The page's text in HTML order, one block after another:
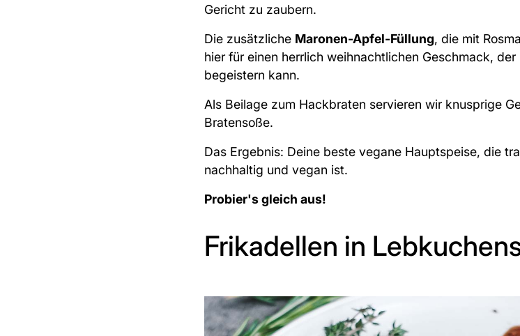
Gericht zu zaubern.
Die zusätzliche Maronen-Apfel-Füllung, die mit
hier für einen herrlich weihnachtlichen Geschmack,
begeistern kann.
Als Beilage zum Hackbraten servieren wir knusprige
Bratensoße.
Das Ergebnis: Deine beste vegane Hauptspeise, die
nachhaltig und vegan ist.
Probier's gleich aus!
Frikadellen in